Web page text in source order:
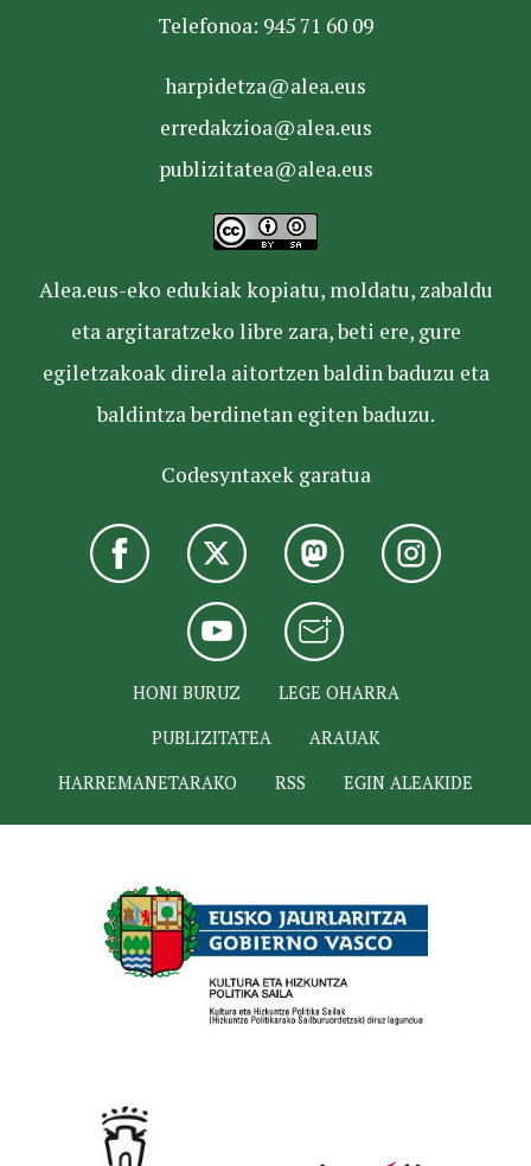
Telefonoa: 945 71 60 09
harpidetza@alea.eus
erredakzioa@alea.eus
publizitatea@alea.eus
Alea.eus-eko edukiak kopiatu, moldatu, zabaldu
eta argitaratzeko libre zara, beti ere, gure
egiletzakoak direla aitortzen baldin baduzu eta
baldintza berdinetan egiten baduzu.
Codesyntaxek garatua
HONI BURUZ
LEGE OHARRA
PUBLIZITATEA
ARAUAK
HARREMANETARAKO
RSS EGIN ALEAKIDE